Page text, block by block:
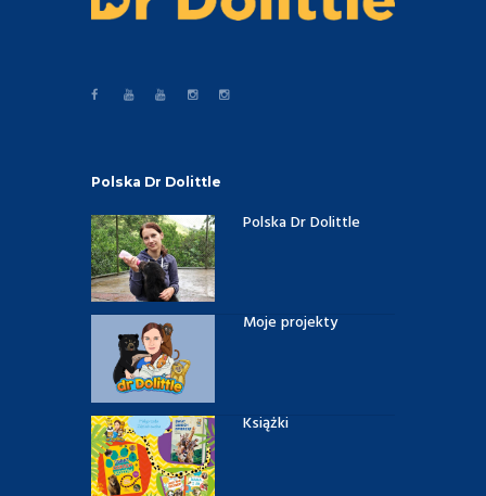
Polska Dr Dolittle
Polska Dr Dolittle
Moje projekty
Książki